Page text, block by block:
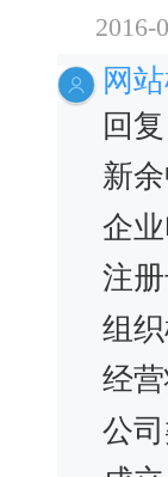
2016-
网
回
新
企
注册
组
经
公